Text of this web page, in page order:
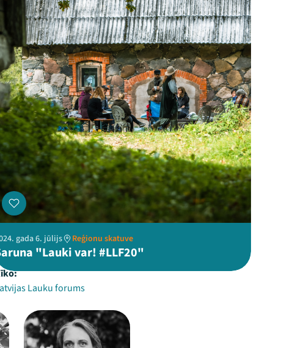
gada 6. jūlijs Reģionu skatuve
"Lauki var! #LLF20"
Lauku forums